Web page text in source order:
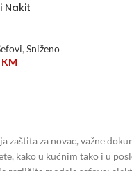
Nakit
, Sniženo
KM
zaštita za novac, važne
kako u kućnim tako i u